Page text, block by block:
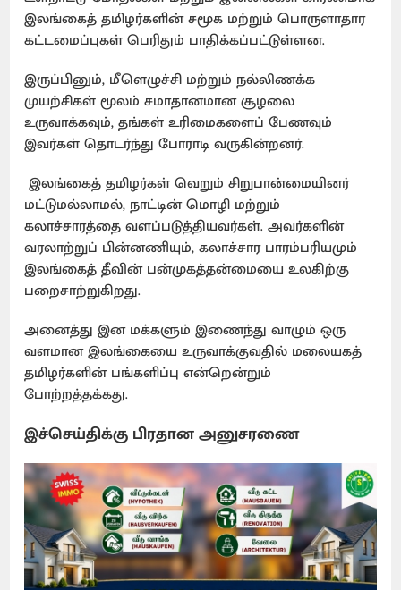
இலங்கைத் தமிழர்களின் சமூக மற்றும் பொருளாதார
கட்டமைப்புகள் பெரிதும் பாதிக்கப்பட்டுள்ளன.
இருப்பினும், மீளெழுச்சி மற்றும் நல்லிணக்க
முயற்சிகள் மூலம் சமாதானமான சூழலை
உருவாக்கவும், தங்கள் உரிமைகளைப் பேணவும்
இவர்கள் தொடர்ந்து போராடி வருகின்றனர்.
இலங்கைத் தமிழர்கள் வெறும் சிறுபான்மையினர்
மட்டுமல்லாமல், நாட்டின் மொழி மற்றும்
கலாச்சாரத்தை வளப்படுத்தியவர்கள். அவர்களின்
வரலாற்றுப் பின்னணியும், கலாச்சார பாரம்பரியமும்
இலங்கைத் தீவின் பன்முகத்தன்மையை உலகிற்கு
பறைசாற்றுகிறது.
அனைத்து இன மக்களும் இணைந்து வாழும் ஒரு
வளமான இலங்கையை உருவாக்குவதில் மலையகத்
தமிழர்களின் பங்களிப்பு என்றென்றும்
போற்றத்தக்கது.
இச்செய்திக்கு பிரதான அனுசரணை